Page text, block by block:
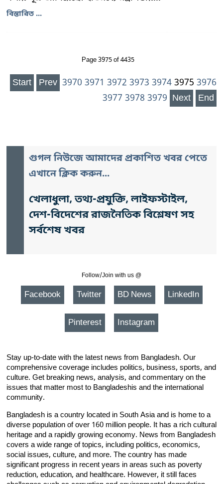
বিস্তারিত ...
Page 3975 of 4435
Start Prev 3970 3971 3972 3973 3974 3975 3976
3977 3978 3979 Next End
গুগল নিউজে আমাদের প্রকাশিত খবর পেতে
এখানে ক্লিক করুন...
খেলাধুলা, তথ্য-প্রযুক্তি, লাইফস্টাইল,
দেশ-বিদেশের রাজনৈতিক বিশ্লেষণ সহ
সর্বশেষ খবর
Follow/Join with us @
Facebook Twitter BD News LinkedIn
Pinterest Instagram
Stay up-to-date with the latest news from Bangladesh. Our
comprehensive coverage includes politics, business, sports, and
culture. Get breaking news, analysis, and commentary on the
issues that matter most to Bangladeshis and the international
community.
Bangladesh is a country located in South Asia and is home to a
diverse population of over 160 million people. It has a rich cultural
heritage and a rapidly growing economy. News from Bangladesh
covers a wide range of topics, including politics, economics,
social issues, culture, and more. The country has made
significant progress in recent years in areas such as poverty
reduction, education, and healthcare. However, it still faces